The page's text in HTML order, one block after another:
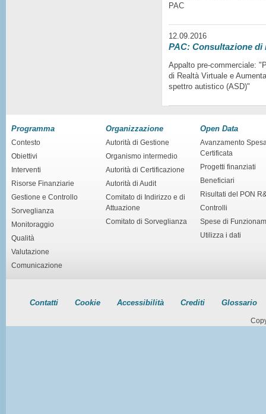
PAC
12.09.2016
PAC: Consultazione di
Appalto pre-commerciale:
di Realtà Virtuale e
spettro autistico (ASD)"
Programma
Contesto
Obiettivi
Interventi
Risorse Finanziarie
Gestione e Controllo
Sorveglianza
Monitoraggio
Qualità
Valutazione
Comunicazione
Organizzazione
Autorità di Gestione
Organismo intermedio
Autorità di Certificazione
Autorità di Audit
Comitato di Indirizzo e di
Attuazione
Comitato di Sorveglianza
Open Data
Avanzamento
Certificata
Progetti finanziati
Beneficiari
Risultati del PON
Controlli
Spese di
Utilizza i dati
Contatti Cookie Accessibilità Crediti Glossario